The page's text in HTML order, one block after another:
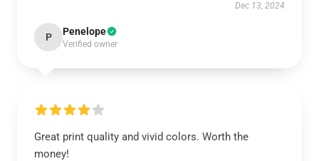
Dec 13, 2024
P Penelope
Verified owner
Great print quality and vivid colors. Worth the
money!